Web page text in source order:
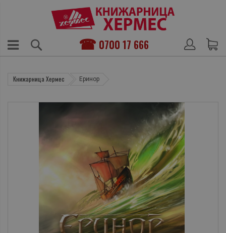
0700 17 666
Книжарница Хермес Еринор